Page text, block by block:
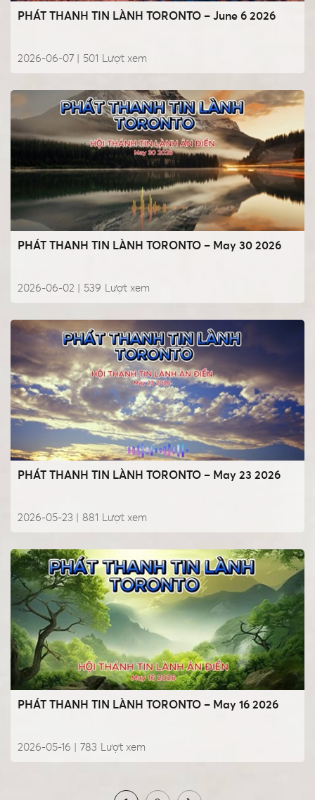
PHÁT THANH TIN LÀNH TORONTO – June 6 2026
2026-06-07 | Lượt xem
501
PHÁT THANH TIN LÀNH TORONTO – May 30 2026
2026-06-02 | Lượt xem
539
PHÁT THANH TIN LÀNH TORONTO – May 23 2026
2026-05-23 | Lượt xem
881
PHÁT THANH TIN LÀNH TORONTO – May 16 2026
2026-05-16 | Lượt xem
783